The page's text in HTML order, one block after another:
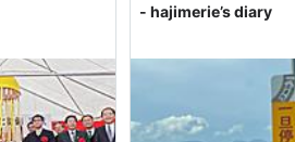
- hajimerie’s diary